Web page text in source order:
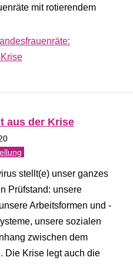
mit rotierendem
aus der Krise
stellt(e) unser ganzes
Prüfstand: unsere
Arbeitsformen und -
unsere sozialen
zwischen dem
Die Krise legt auch die